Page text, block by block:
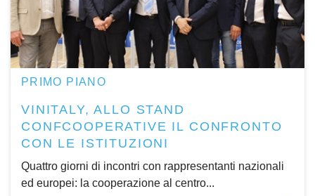
PRIMO PIANO
VINITALY, ALLO STAND
CONFCOOPERATIVE IL CONFRONTO
CON LE ISTITUZIONI
Quattro giorni di incontri con rappresentanti nazionali
ed europei: la cooperazione al centro...